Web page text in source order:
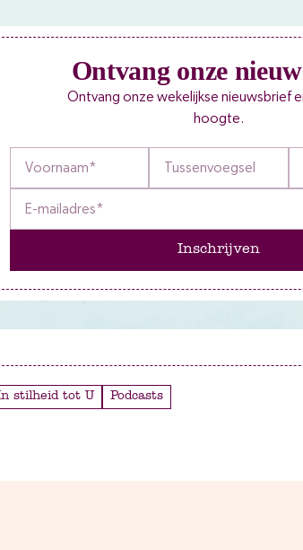
Ontvang onze
Ontvang onze wekelijkse nieuwsbrief
hoogte.
Inschrijven
In stilheid tot U Podcasts